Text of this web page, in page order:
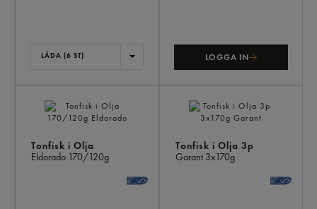
LÅDA (6 ST) LOGGA IN
Tonfisk i Olja
Eldorado 170/120g
Tonfisk i Olja 3p
Garant 3x170g